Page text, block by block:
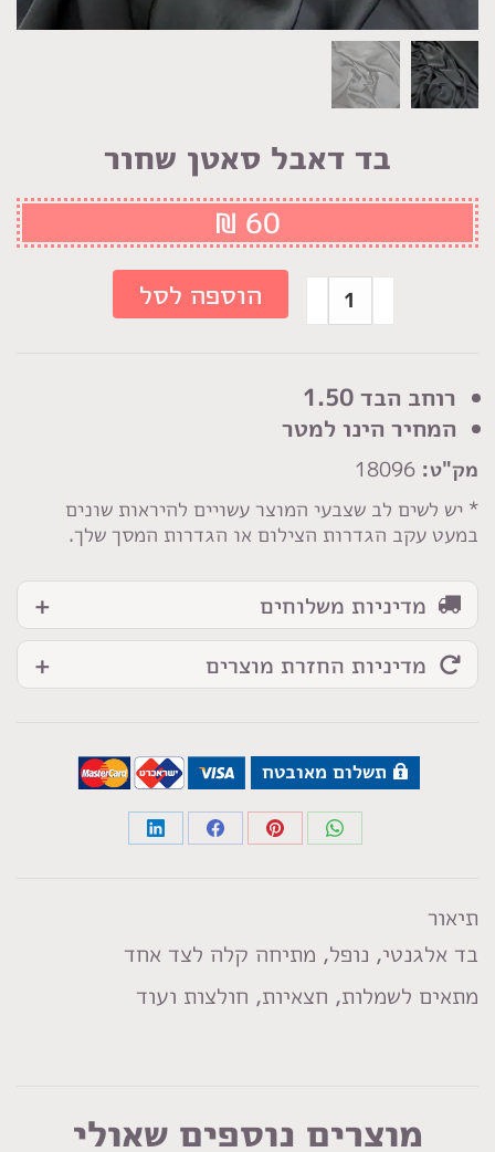
בד דאבל סאטן שחור
רוחב הבד 1.50
המחיר הינו למטר
מק"ט:
* יש לשים לב שצבעי המוצר עשויים להיראות שונים
במעט עקב הגדרות הצילום או הגדרות המסך שלך.
₪ 60
כמות
של
דאבל
סאטן
שחור
הוספה לסל
מדיניות משלוחים
מדיניות החזרת מוצרים
תשלום מאובטח
Share
Share
Share
Share
תיאור
בד אלגנטי, נופל, מתיחה קלה לצד אחד
מתאים לשמלות, חצאיות, חולצות ועוד
מוצרים נוספים שאולי